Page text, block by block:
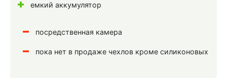
емкий аккумулятор
посредственная камера
пока нет в продаже чехлов кроме силиконовых